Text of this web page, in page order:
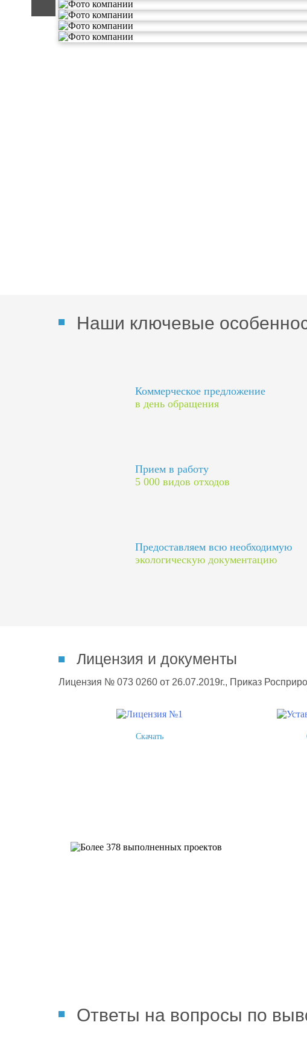
Наши ключевые
Коммерческое предложение
в день обращения
Прием в работу
5 000 видов отходов
Предоставляем всю необходимую
экологическую документацию
Лицензия и документы
Лицензия № 073 0260 от 26.07.2019г., Приказ
Скачать
Ответы на вопросы по